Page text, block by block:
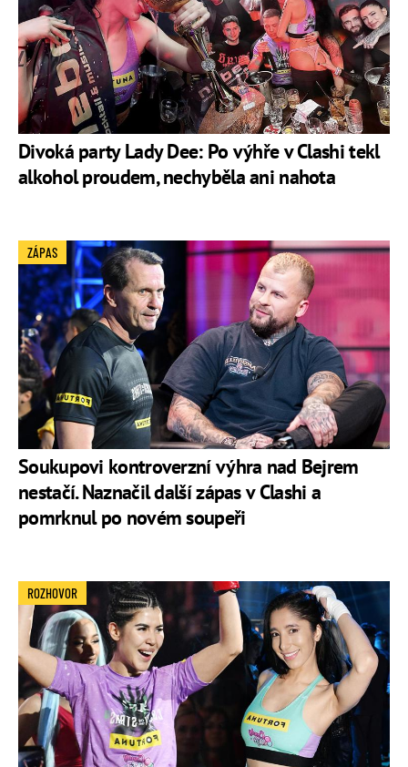
Divoká party Lady Dee: Po výhře v Clashi tekl
alkohol proudem, nechyběla ani nahota
Soukupovi kontroverzní výhra nad Bejrem
nestačí. Naznačil další zápas v Clashi a
pomrknul po novém soupeři
ZÁPAS
ROZHOVOR